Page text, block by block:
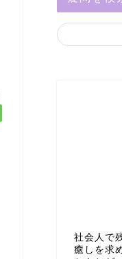
社会人で
癒しを求